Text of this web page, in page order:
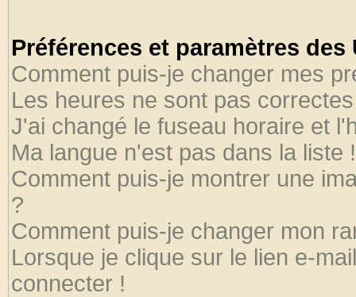
Préférences et paramètres
Comment puis-je changer mes
Les heures ne sont pas
J'ai changé le fuseau horaire et
Ma langue n'est pas dans la liste !
Comment puis-je montrer une
?
Comment puis-je changer mon
Lorsque je clique sur le lien e-
connecter !